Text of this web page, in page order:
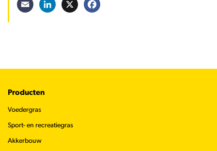
Email LinkedIn
Footer
Producten
Voedergras
Sport- en recreatiegras
Akkerbouw